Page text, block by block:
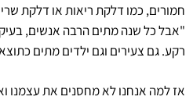
חמורים, כמו דלקת ריאות או דלקת
"אבל כל שנה מתים הרבה אנשים,
רקע. גם צעירים וגם ילדים מתים
אז למה אנחנו לא מחסנים את עצמנו